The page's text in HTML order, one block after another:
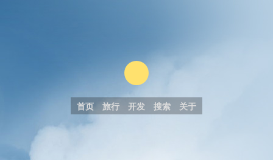
首页 旅行 开发 搜索 关于